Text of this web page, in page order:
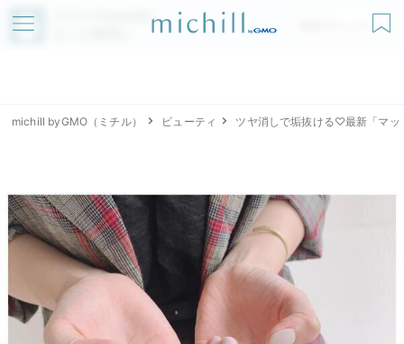
アプリでmichillが
無料ダウンロード
michill byGMO（ミチル） ビューティ ツヤ消しで垢抜ける♡最新「マッ